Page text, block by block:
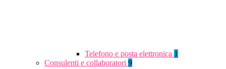
Telefono e posta elettronica 1
Consulenti e collaboratori 9